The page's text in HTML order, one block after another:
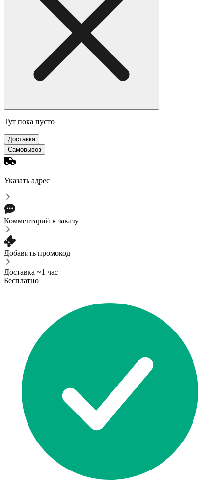
Тут пока пусто
Доставка
Самовывоз
Указать адрес
Комментарий к заказу
Добавить промокод
Доставка ~1 час
Бесплатно